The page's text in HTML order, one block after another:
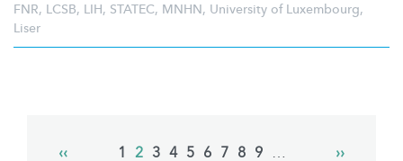
FNR, LCSB, LIH, STATEC, MNHN, University of Luxembourg,
Liser
Previous
‹‹ Page
1 Current
2 Page
3 Page
4 Page
5 Page
6 Page
7 Page
8 Page
9 …
Next
››